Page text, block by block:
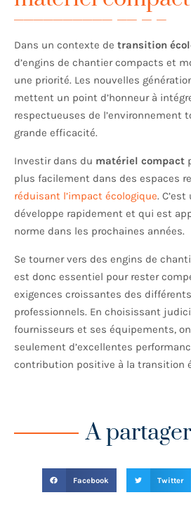
Dans un contexte de transition
d’engins de chantier compacts et
une priorité. Les nouvelles
mettent un point d’honneur à
respectueuses de l’environnement
grande efficacité.
Investir dans du matériel compact
plus facilement dans des espaces
réduisant l’impact écologique.
développe rapidement et qui est
norme dans les prochaines années.
Se tourner vers des engins de
est donc essentiel pour rester
exigences croissantes des
professionnels. En choisissant
fournisseurs et ses équipements, on
seulement d’excellentes
contribution positive à la transition
A
Facebook Twitter